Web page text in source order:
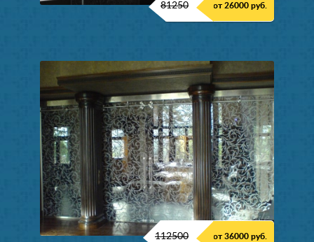
81250 от 26000 руб.
112500 от 36000 руб.